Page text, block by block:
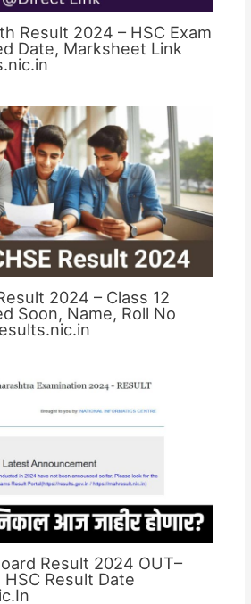
Result 2024 – HSC Exam
Date, Marksheet Link
2024 – Class 12
Soon, Name, Roll No
Result 2024 OUT–
HSC Result Date